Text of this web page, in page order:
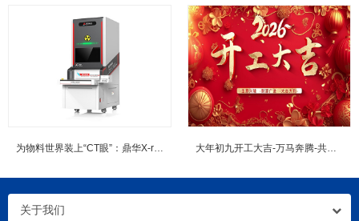
为物料世界装上“CT眼”：鼎华X-ray点料机如何重塑2026年的工... 大年初九开工大吉-万马奔腾-共赴新程
关于我们